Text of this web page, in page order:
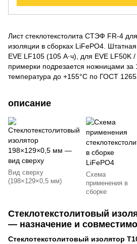
Лист стеклотекстолита СТЭФ FR-4
изоляции в сборках LiFePO4.
EVE LF105 (105 А·ч), для EVE LF50K
примерки подрезается ножницами
температура до +155°C по ГОСТ
описание
Вид сверху
(198×129×0,5 мм)
Схема
применения в
сборке
Стеклотекстолитовый
— назначение и
Стеклотекстолитовый изолятор